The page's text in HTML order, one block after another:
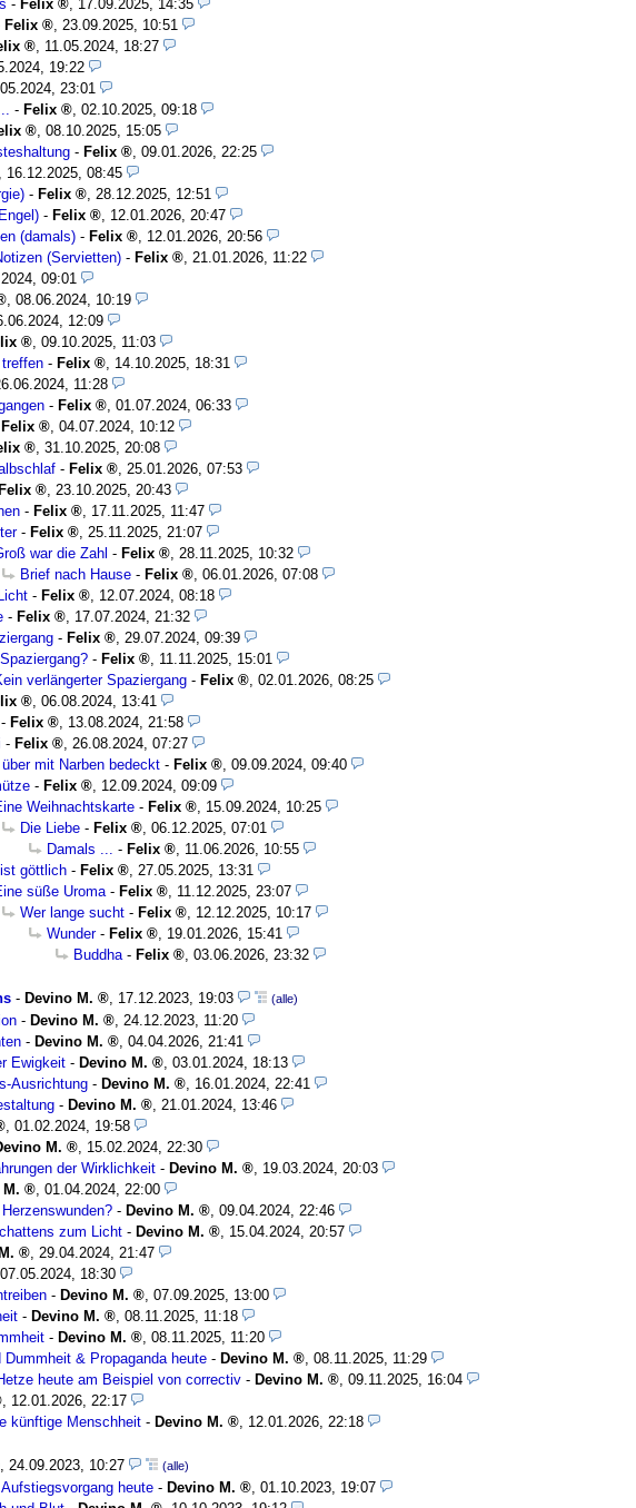
- Felix , 17.09.2025, 14:35
Felix , 23.09.2025, 10:51
, 11.05.2024, 18:27
19:22
23:01
- Felix , 02.10.2025, 09:18
, 08.10.2025, 15:05
- Felix , 09.01.2026, 22:25
, 16.12.2025, 08:45
- Felix , 28.12.2025, 12:51
- Felix , 12.01.2026, 20:47
(damals) - Felix , 12.01.2026, 20:56
(Servietten) - Felix , 21.01.2026, 11:22
09:01
, 08.06.2024, 10:19
12:09
, 09.10.2025, 11:03
treffen - Felix , 14.10.2025, 18:31
11:28
- Felix , 01.07.2024, 06:33
Felix , 04.07.2024, 10:12
, 31.10.2025, 20:08
- Felix , 25.01.2026, 07:53
Felix , 23.10.2025, 20:43
- Felix , 17.11.2025, 11:47
- Felix , 25.11.2025, 21:07
war die Zahl - Felix , 28.11.2025, 10:32
Brief nach Hause - Felix , 06.01.2026, 07:08
- Felix , 12.07.2024, 08:18
- Felix , 17.07.2024, 21:32
- Felix , 29.07.2024, 09:39
- Felix , 11.11.2025, 15:01
verlängerter Spaziergang - Felix , 02.01.2026, 08:25
, 06.08.2024, 13:41
- Felix , 13.08.2024, 21:58
- Felix , 26.08.2024, 07:27
mit Narben bedeckt - Felix , 09.09.2024, 09:40
- Felix , 12.09.2024, 09:09
Weihnachtskarte - Felix , 15.09.2024, 10:25
Die Liebe - Felix , 06.12.2025, 07:01
Damals ... - Felix , 11.06.2026, 10:55
ist göttlich - Felix , 27.05.2025, 13:31
süße Uroma- Felix , 11.12.2025, 23:07
Wer lange sucht - Felix , 12.12.2025, 10:17
Wunder- Felix , 19.01.2026, 15:41
Buddha- Felix , 03.06.2026, 23:32
- Devino M. 17.12.2023, 19:03 (alle)
- Devino M.
24.12.2023, 11:20
- Devino M.
04.04.2026, 21:41
Ewigkeit - Devino M.
03.01.2024, 18:13
Ausrichtung - Devino M.
16.01.2024, 22:41
- Devino M.
21.01.2024, 13:46
01.02.2024, 19:58
M.
15.02.2024, 22:30
der Wirklichkeit - Devino M.
19.03.2024, 20:03
M.
01.04.2024, 22:00
- Devino M.
09.04.2024, 22:46
zum Licht - Devino M.
15.04.2024, 20:57
29.04.2024, 21:47
07.05.2024, 18:30
- Devino M.
07.09.2025, 13:00
- Devino M.
08.11.2025, 11:18
- Devino M.
08.11.2025, 11:20
Dummheit & Propaganda heute - Devino M.
08.11.2025, 11:29
heute am Beispiel von correctiv - Devino M.
09.11.2025, 16:04
12.01.2026, 22:17
künftige Menschheit - Devino M. 12.01.2026, 22:18
24.09.2023, 10:27 (alle)
heute - Devino M.
01.10.2023, 19:07